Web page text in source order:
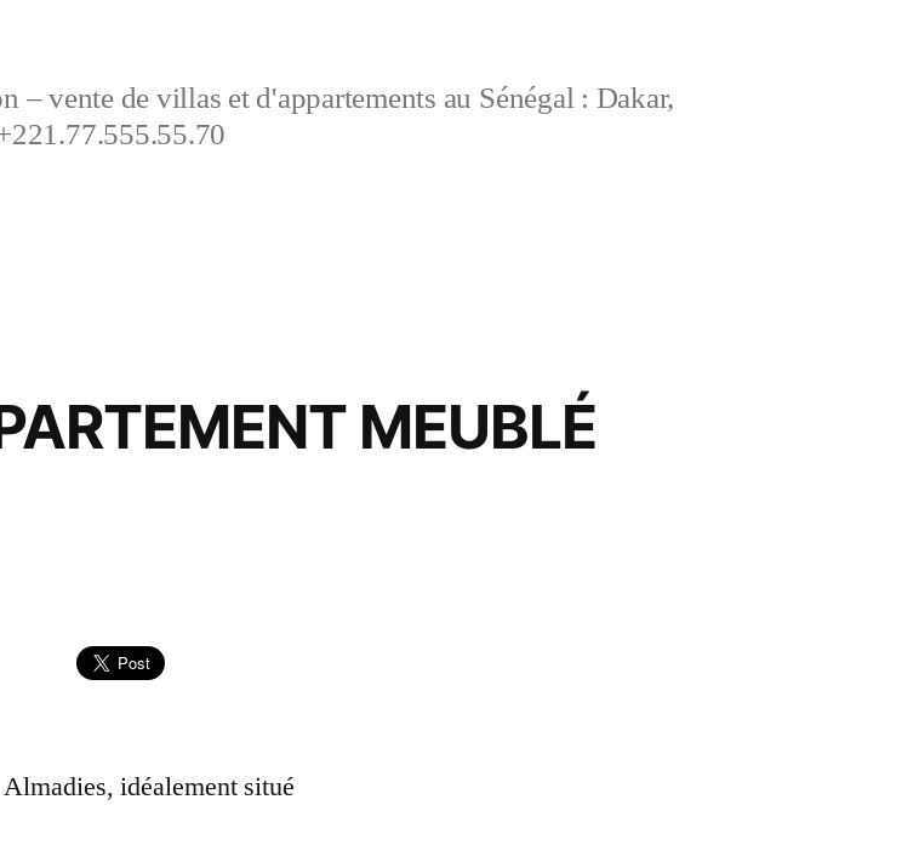
– vente de villas et d'appartements au Sénégal : Dakar,
MEUBLÉ
idéalement situé